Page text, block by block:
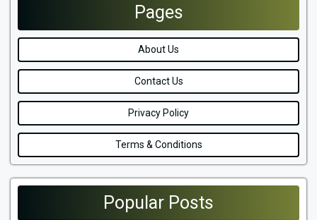
Pages
About Us
Contact Us
Privacy Policy
Terms & Conditions
Popular Posts